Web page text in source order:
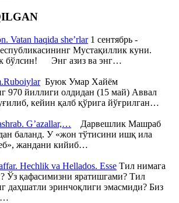
Vatan haqida she’rlar1 сентябрь -
Мустақиллик куни.
бўлсин! Энг азиз ва энг…
Буюк Умар Хайём
970 йиллиги олдидан (15 май) Аввал
кейин қалб қўрига йўғрилган…
G’azallar,… Дарвешлик Машраб
баланд. У «жон тўтисини ишқ ила
жандани кийиб…
Hechlik va Hellados. Esse Тил нимага
Ўз қафасимизни яратишгами? Тил
даҳшатли эринчоқлиги эмасмиди? Биз